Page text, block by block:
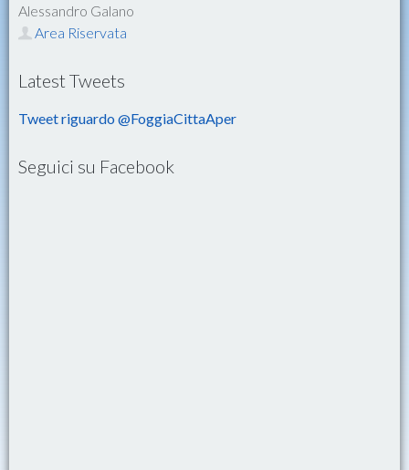
Alessandro Galano
Area Riservata
Latest Tweets
Tweet riguardo @FoggiaCittaAper
Seguici su Facebook